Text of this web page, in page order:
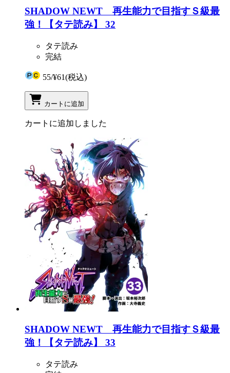
SHADOW NEWT 再生能力で目指すＳ級最
強！【タテ読み】 32
タテ読み
完結
55/¥61(税込)
カートに追加
カートに追加しました
SHADOW NEWT 再生能力で目指すＳ級最
強！【タテ読み】 33
タテ読み